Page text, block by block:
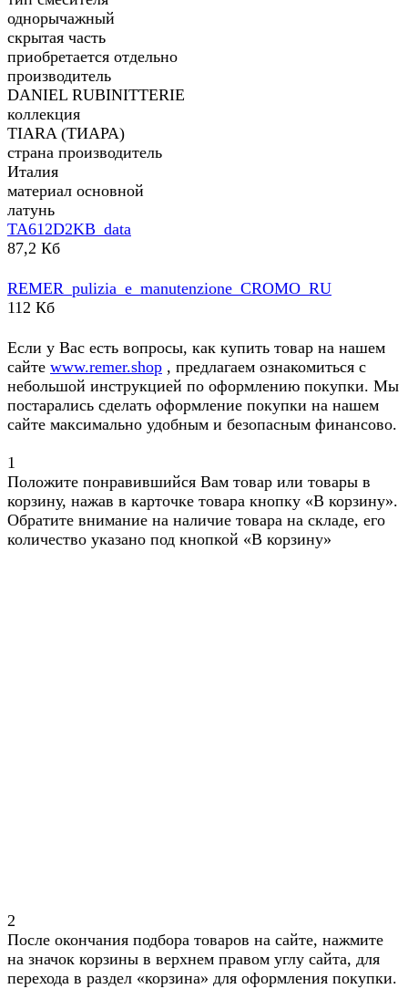
однорычажный
скрытая часть
приобретается отдельно
производитель
DANIEL RUBINITTERIE
коллекция
TIARA (ТИАРА)
страна производитель
Италия
материал основной
латунь
TA612D2KB_data
87,2 Кб
REMER_pulizia_e_manutenzione_CROMO_RU
112 Кб
Если у Вас есть вопросы, как купить товар на нашем
сайте www.remer.shop , предлагаем ознакомиться с
небольшой инструкцией по оформлению покупки. Мы
постарались сделать оформление покупки на нашем
сайте максимально удобным и безопасным финансово.
1
Положите понравившийся Вам товар или товары в
корзину, нажав в карточке товара кнопку «В корзину».
Обратите внимание на наличие товара на складе, его
количество указано под кнопкой «В корзину»
2
После окончания подбора товаров на сайте, нажмите
на значок корзины в верхнем правом углу сайта, для
перехода в раздел «корзина» для оформления покупки.